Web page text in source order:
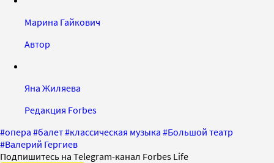
Марина Гайкович
Автор
Яна Жиляева
Редакция Forbes
#опера #балет#классическая музыка #Большой театр
#Валерий Гергиев
Подпишитесь на Telegram-канал Forbes Life